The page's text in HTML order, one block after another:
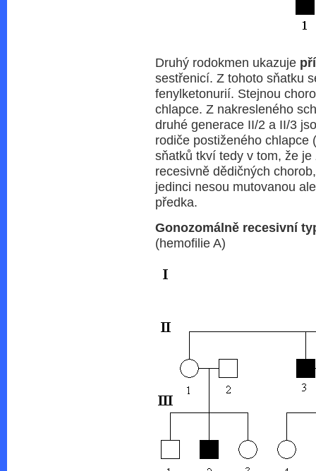
Druhý rodokmen ukazuje
sestřenicí. Z tohoto sňatku
fenylketonurií. Stejnou
chlapce. Z nakresleného
druhé generace II/2 a II/3
rodiče postiženého chlapce
sňatků tkví tedy v tom, že
recesivně dědičných
jedinci nesou mutovanou
předka.
Gonozomálně recesivní
(hemofilie A)